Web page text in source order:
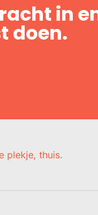
in
doen.
plekje, thuis.